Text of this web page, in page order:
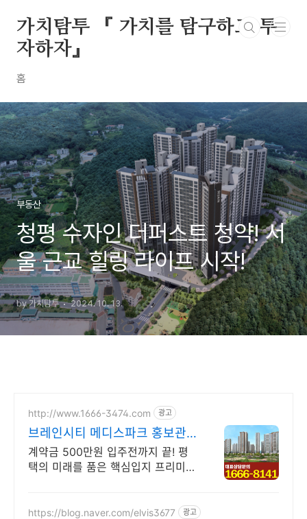
가치탐투 『 가치를 탐구하고 투
자하자』
홈
부동산
청평 수자인 더퍼스트 청약! 서
울 근교 힐링 라이프 시작!
by 가치탐투 2024. 10. 13.
http://www.1666-3474.com 광고
브레인시티 메디스파크 홍보관
지금바로 방문예약 하세요!
계약금 500만원 입주전까지 끝! 평
택의 미래를 품은 핵심입지 프리미엄
https://blog.naver.com/elvis3677 광고